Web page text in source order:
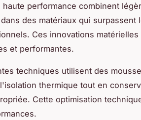
haute performance combinent
des matériaux qui surpassent
Ces innovations
et performantes.
techniques utilisent des
thermique tout en
Cette optimisation